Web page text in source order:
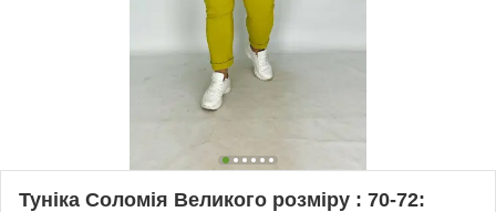
Туніка Соломія Великого розміру : 70-72: